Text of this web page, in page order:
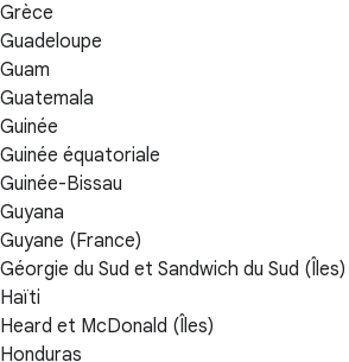
Grèce
Guadeloupe
Guam
Guatemala
Guinée
Guinée équatoriale
Guinée-Bissau
Guyana
Guyane (France)
Géorgie du Sud et Sandwich du Sud (Îles)
Haïti
Heard et McDonald (Îles)
Honduras